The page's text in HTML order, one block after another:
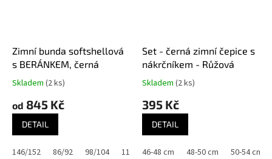
Zimní bunda softshellová
s BERÁNKEM, černá
Skladem (2 ks)
od 845 Kč
DETAIL
146/152 86/92 98/104 110/116 122/128 134/140
Set - černá zimní čepice s
nákrčníkem - Růžová
Skladem (2 ks)
395 Kč
DETAIL
46-48 cm 48-50 cm 50-54 cm